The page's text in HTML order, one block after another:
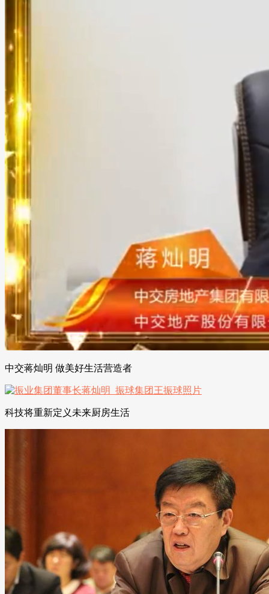
中交蒋灿明 做美好生活营造者
科技将重新定义未来厨房生活